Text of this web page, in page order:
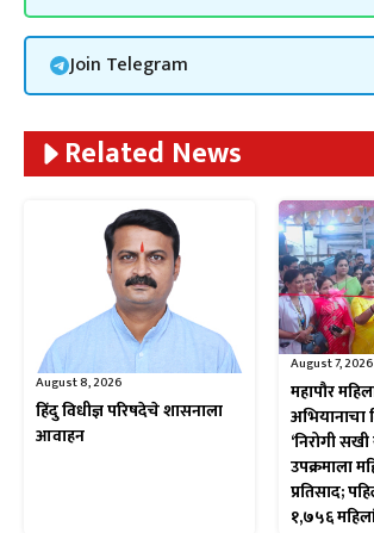
Join Telegram
Related News
August 8, 2026
हिंदु विधीज्ञ परिषदेचे शासनाला
आवाहन
August 7, 2026
महापौर
अभियानाचा
‘निरोगी
उपक्रमाला
प्रतिसाद;
१,७५६